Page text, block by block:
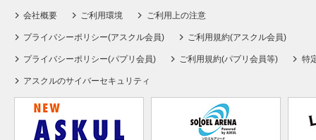
会社概要 ご利用環境 ご利用上の注意
プライバシーポリシー(アスクル会員) ご利用規約(アスクル会員)
プライバシーポリシー(パプリ会員) ご利用規約(パプリ会員等) 特
アスクルのサイバーセキュリティ